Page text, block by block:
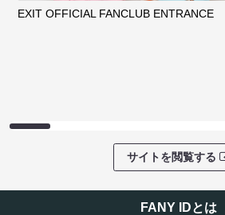
EXIT OFFICIAL FANCLUB ENTRANCE
サイトを閲覧する
FANY IDとは